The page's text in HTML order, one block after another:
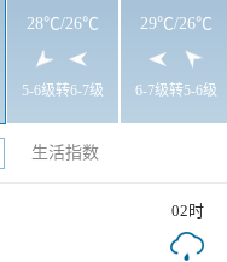
28℃/26℃
5-6级转6-7级
29℃/26℃
6-7级转5-6级
生活指数
02时